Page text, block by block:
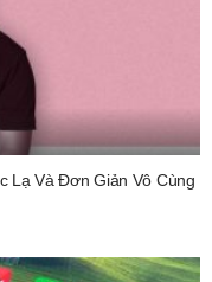
Lạ Và Đơn Giản Vô Cùng